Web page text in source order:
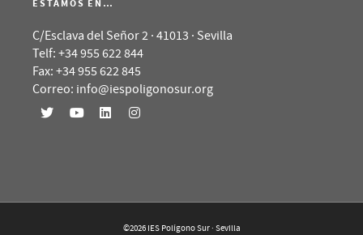
ESTAMOS EN…
C/Esclava del Señor 2 · 41013 · Sevilla
Telf: +34 955 622 844
Fax: +34 955 622 845
Correo: info@iespoligonosur.org
©2026 IES Polígono Sur · Sevilla